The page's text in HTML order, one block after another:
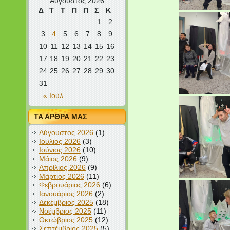
Δ
Τ Τ Π Π Σ Κ
« Ιούλ
1
2
3
4 5 6 7 8
9
10 11 12 13 14 15 16
17 18 19 20 21 22 23
24 25 26 27 28 29 30
31
ΤΑ ΑΡΘΡΑ ΜΑΣ
Αύγουστος 2026(1)
Ιούλιος 2026(3)
Ιούνιος 2026(10)
Μάιος 2026(9)
Απρίλιος 2026(9)
Μάρτιος 2026(11)
Φεβρουάριος 2026(6)
Ιανουάριος 2026(2)
Δεκέμβριος 2025(18)
Νοέμβριος 2025(11)
Οκτώβριος 2025(12)